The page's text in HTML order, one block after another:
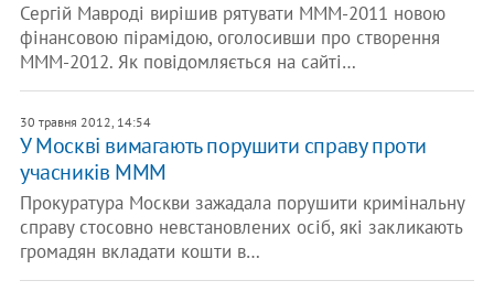
Сергій Мавроді вирішив рятувати МММ-2011 новою
фінансовою пірамідою, оголосивши про створення
МММ-2012. Як повідомляється на сайті…
30 травня 2012, 14:54
У Москві вимагають порушити справу проти
учасників МММ
Прокуратура Москви зажадала порушити кримінальну
справу стосовно невстановлених осіб, які закликають
громадян вкладати кошти в…